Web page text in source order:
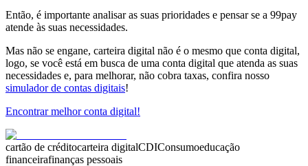
Então, é importante analisar as suas prioridades e pensar se a 99pay
atende às suas necessidades.
Mas não se engane, carteira digital não é o mesmo que conta digital,
logo, se você está em busca de uma conta digital que atenda as suas
necessidades e, para melhorar, não cobra taxas, confira nosso
simulador de contas digitais!
Encontrar melhor conta digital!
cartão de créditocarteira digitalCDIConsumoeducação
financeirafinanças pessoais